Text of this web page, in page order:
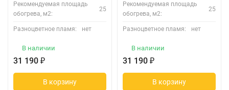
Рекомендуемая площадь
обогрева, м2:
25
Разноцветное пламя: нет
В наличии
31 190 ₽
В корзину
Рекомендуемая площадь
обогрева, м2:
25
Разноцветное пламя: нет
В наличии
31 190 ₽
В корзину